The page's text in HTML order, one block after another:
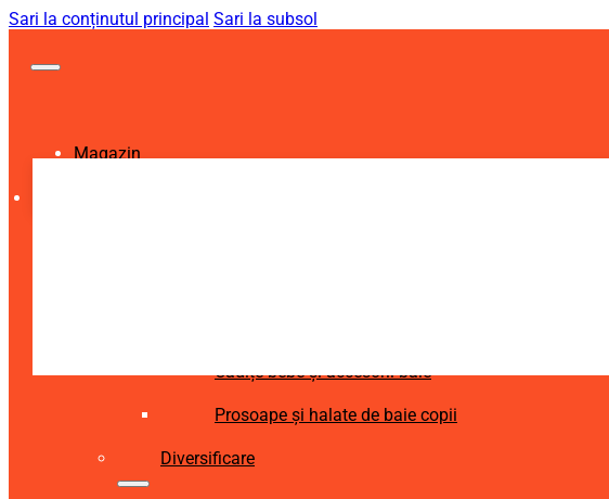
Sari la conținutul principal Sari la subsol
Magazin
Cădițe bebe și accesorii baie
Prosoape și halate de baie copii
Diversificare